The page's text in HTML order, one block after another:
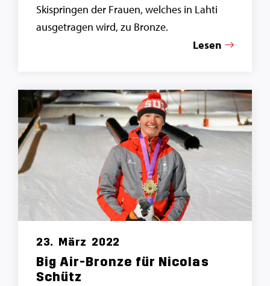
Skispringen der Frauen, welches in Lahti
ausgetragen wird, zu Bronze.
Lesen
23. März 2022
Big Air-Bronze für Nicolas
Schütz